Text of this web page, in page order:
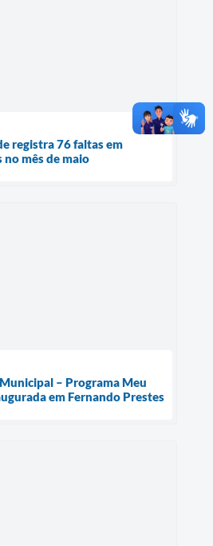
registra 76 faltas em
no mês de maio
– Programa Meu
em Fernando Prestes